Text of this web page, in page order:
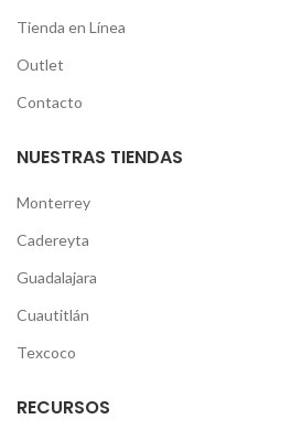
Tienda en Línea
Outlet
Contacto
NUESTRAS TIENDAS
Monterrey
Cadereyta
Guadalajara
Cuautitlán
Texcoco
RECURSOS